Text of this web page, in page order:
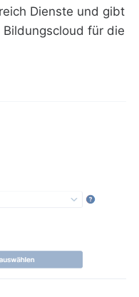
Dienste und gibt
für die